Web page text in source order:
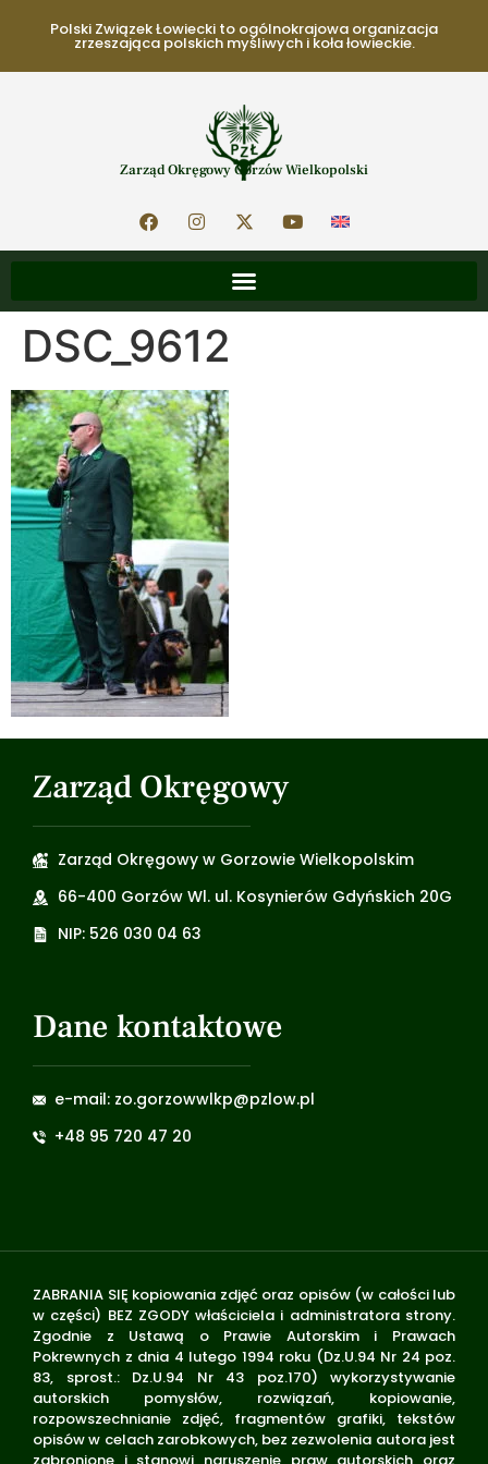
Polski Związek Łowiecki to ogólnokrajowa organizacja
zrzeszająca polskich myśliwych i koła łowieckie.
Zarząd Okręgowy Gorzów Wielkopolski
DSC_9612
Zarząd Okręgowy
Zarząd Okręgowy w Gorzowie Wielkopolskim
66-400 Gorzów Wl. ul. Kosynierów Gdyńskich 20G
NIP: 526 030 04 63
Dane kontaktowe
e-mail: zo.gorzowwlkp@pzlow.pl
+48 95 720 47 20
ZABRANIA SIĘ kopiowania zdjęć oraz opisów (w całości lub
w części) BEZ ZGODY właściciela i administratora strony.
Zgodnie z Ustawą o Prawie Autorskim i Prawach
Pokrewnych z dnia 4 lutego 1994 roku (Dz.U.94 Nr 24 poz.
83, sprost.: Dz.U.94 Nr 43 poz.170) wykorzystywanie
autorskich pomysłów, rozwiązań, kopiowanie,
rozpowszechnianie zdjęć, fragmentów grafiki, tekstów
opisów w celach zarobkowych, bez zezwolenia autora jest